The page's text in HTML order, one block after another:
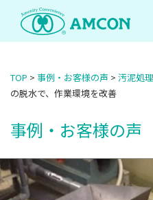
Skip
the
TOP > 事例・お客様の声 > 汚泥処
の脱水で、作業環境を改善
事例・お客様の声